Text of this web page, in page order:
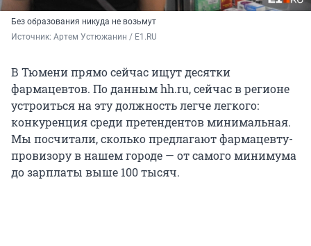
Без образования никуда не возьмут
Источник: Артем Устюжанин / E1.RU
В Тюмени прямо сейчас ищут десятки
фармацевтов. По данным hh.ru, сейчас в регионе
устроиться на эту должность легче легкого:
конкуренция среди претендентов минимальная.
Мы посчитали, сколько предлагают фармацевту-
провизору в нашем городе — от самого минимума
до зарплаты выше 100 тысяч.